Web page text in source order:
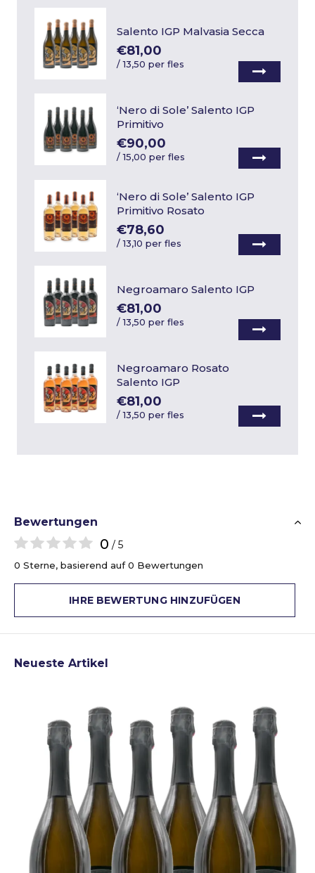
Salento IGP Malvasia Secca
€81,00
/13,50 per fles
‘Nero di Sole’ Salento IGP
Primitivo
€90,00
/15,00 per fles
‘Nero di Sole’ Salento IGP
Primitivo Rosato
€78,60
/13,10 per fles
Negroamaro Salento IGP
€81,00
/13,50 per fles
Negroamaro Rosato
Salento IGP
€81,00
/13,50 per fles
Bewertungen
0 / 5
0 Sterne, basierend auf 0 Bewertungen
IHRE BEWERTUNG HINZUFÜGEN
Neueste Artikel